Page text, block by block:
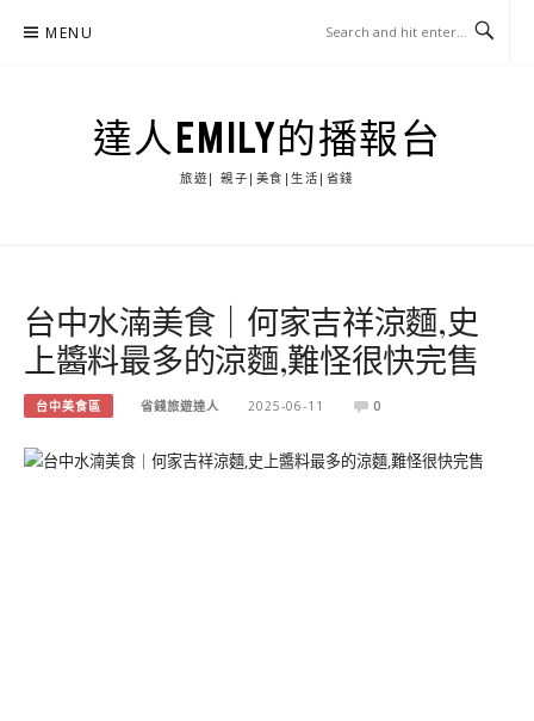
MENU
達人EMILY的播報台
旅遊| 親子|美食|生活|省錢
台中水湳美食｜何家吉祥涼麵,史
上醬料最多的涼麵,難怪很快完售
台中美食區 省錢旅遊達人 2025-06-11 0